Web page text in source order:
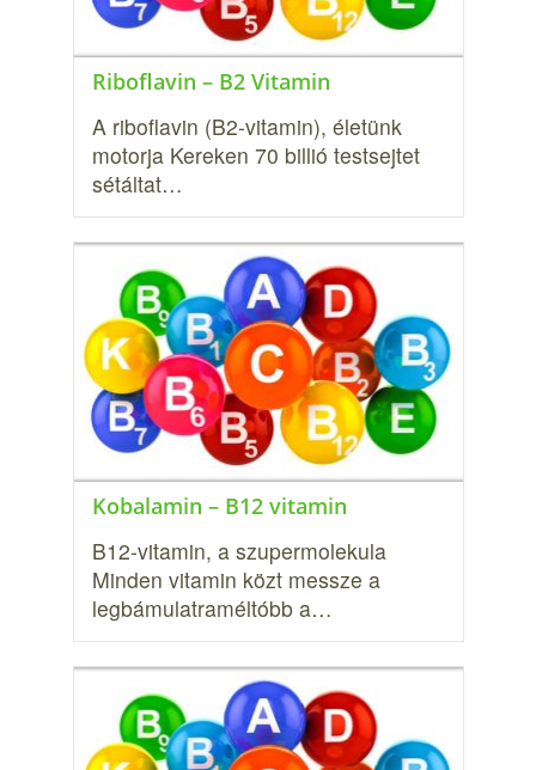
Riboflavin – B2 Vitamin
A riboflavin (B2-vitamin), életünk
motorja Kereken 70 billió testsejtet
sétáltat…
Kobalamin – B12 vitamin
B12-vitamin, a szupermolekula
Minden vitamin közt messze a
legbámulatraméltóbb a…